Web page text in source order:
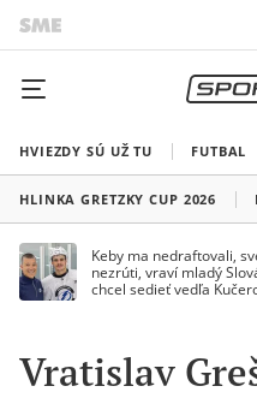
HVIEZDY SÚ UŽ TU FUTBAL
HLINKA GRETZKY CUP 2026
Keby ma nedraftovali,
nezrúti, vraví mladý
chcel sedieť vedľa
Vratislav